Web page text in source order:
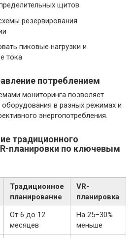
щитов
резервирования
пиковые нагрузки и
тока
потреблением
мониторинга позволяет
в разных режимах и
энергопотребления.
традиционного
планировки по ключевым
Традиционное
планирование
VR-
планировка
От 6 до 12
месяцев
На 25–30%
меньше